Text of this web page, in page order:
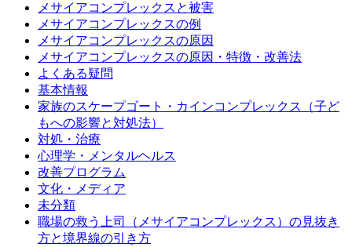
メサイアコンプレックスと被害
メサイアコンプレックスの例
メサイアコンプレックスの原因
メサイアコンプレックスの原因・特徴・改善法
よくある疑問
基本情報
家族のスケープゴート・カインコンプレックス（子ど
もへの影響と対処法）
対処・治療
心理学・メンタルヘルス
改善プログラム
文化・メディア
未分類
職場の救う上司（メサイアコンプレックス）の見抜き
方と境界線の引き方